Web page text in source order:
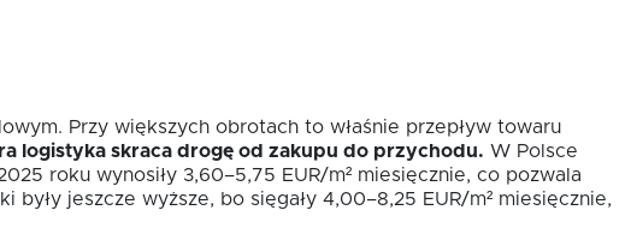
Przy większych obrotach to właśnie przepływ towaru
logistyka skraca drogę od zakupu do przychodu. W Polsce
roku wynosiły 3,60–5,75 EUR/m² miesięcznie, co pozwala
jeszcze wyższe, bo sięgały 4,00–8,25 EUR/m² miesięcznie,